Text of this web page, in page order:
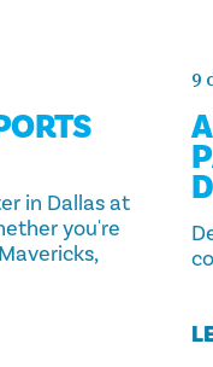
in Dallas at
you're
9